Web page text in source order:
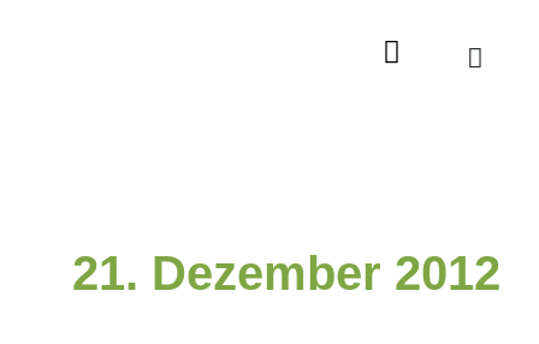
21. Dezember 2012